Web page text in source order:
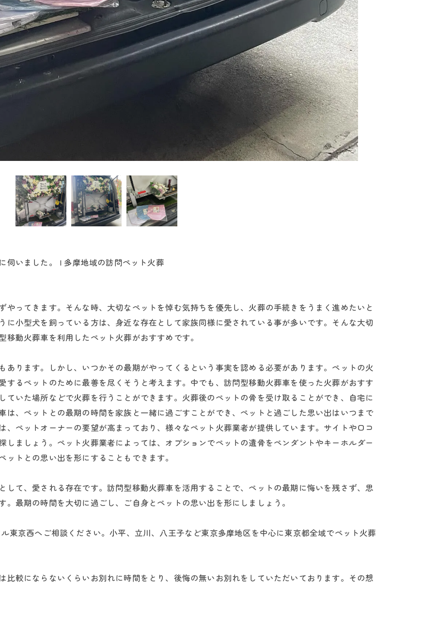
伺いました。 | 多摩地域の訪問ペット火葬
やってきます。そんな時、大切なペットを悼む気持ちを優先し、火葬の手続きをうまく進めたいと
に小型犬を飼っている方は、身近な存在として家族同様に愛されている事が多いです。そんな大切
動火葬車を利用したペット火葬がおすすめです。
あります。しかし、いつかその最期がやってくるという事実を認める必要があります。ペットの火
するペットのために最善を尽くそうと考えます。中でも、訪問型移動火葬車を使った火葬がおすす
ていた場所などで火葬を行うことができます。火葬後のペットの骨を受け取ることができ、自宅に
は、ペットとの最期の時間を家族と一緒に過ごすことができ、ペットと過ごした思い出はいつまで
、ペットオーナーの要望が高まっており、様々なペット火葬業者が提供しています。サイトや口コ
しましょう。ペット火葬業者によっては、オプションでペットの遺骨をペンダントやキーホルダー
トとの思い出を形にすることもできます。
して、愛される存在です。訪問型移動火葬車を活用することで、ペットの最期に悔いを残さず、思
最期の時間を大切に過ごし、ご自身とペットの思い出を形にしましょう。
東京西へご相談ください。小平、立川、八王子など東京多摩地区を中心に東京都全域でペット火葬
比較にならないくらいお別れに時間をとり、後悔の無いお別れをしていただいております。その想